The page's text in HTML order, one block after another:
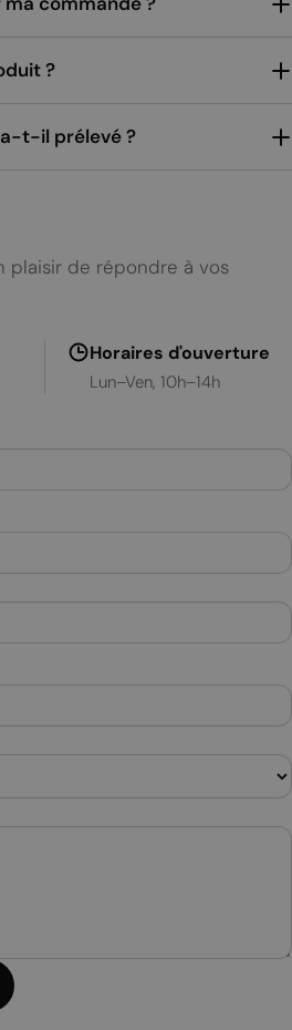
?
t-il prélevé ?
plaisir de répondre à vos
Horaires d'ouverture
Lun–Ven, 10h–14h